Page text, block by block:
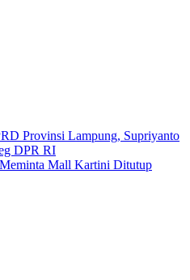
Provinsi Lampung, Supriyanto
DPR RI
Mall Kartini Ditutup